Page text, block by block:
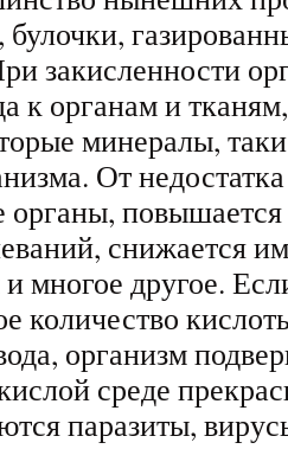
закисленности
к органам и
минералы,
От
повышается
снижается
многое другое.
количество
организм
среде
паразиты,